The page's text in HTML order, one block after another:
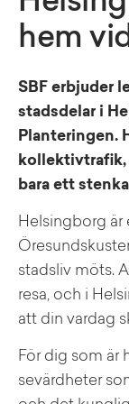
hem
SBF erbjuder
stadsdelar i
Planteringen.
kollektivtrafik,
bara ett
Helsingborg är
stadsliv möts.
resa, och i
att din vardag
För dig som är
sevärdheter